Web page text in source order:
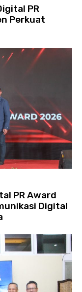
PR
Perkuat
PR Award
Digital